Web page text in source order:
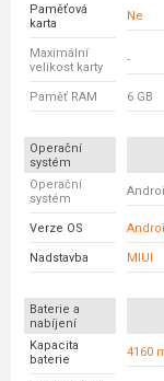
Paměťová
karta
Ne
Maximální
velikost karty
-
Paměť RAM 6 GB
Operační
systém
Operační
systém
Verze OS
Nadstavba MIUI
Baterie a
nabíjení
Kapacita
baterie
4160